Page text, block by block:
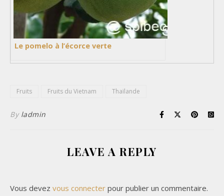
Le pomelo à l’écorce verte
Fruits Fruits du Vietnam Thaïlande
By ladmin
LEAVE A REPLY
Vous devez vous connecter pour publier un commentaire.